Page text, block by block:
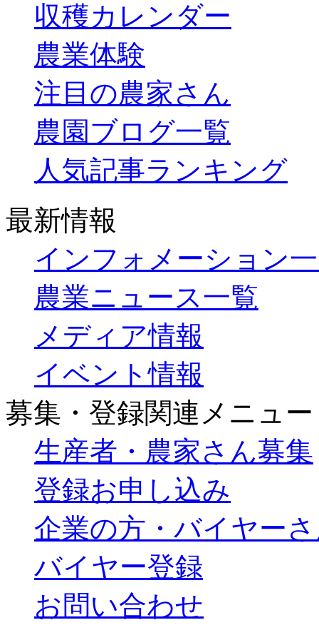
収穫カレンダー
農業体験
注目の農家さん
農園ブログ一覧
人気記事ランキング
最新情報
インフォメーション
農業ニュース一覧
メディア情報
イベント情報
募集・登録関連メニュー
生産者・農家さん募集
登録お申し込み
企業の方・バイヤー
バイヤー登録
お問い合わせ